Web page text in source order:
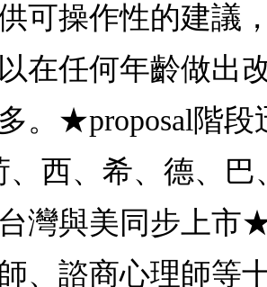
可操作性的建議
在任何年齡做出
。★proposal階段
、西、希、德、
灣與美同步上市
、諮商心理師等